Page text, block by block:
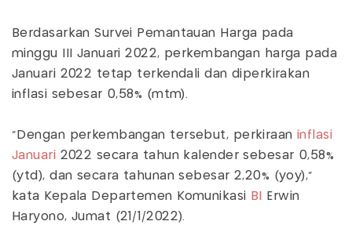
Berdasarkan Survei Pemantauan Harga pada
minggu III Januari 2022, perkembangan harga pada
Januari 2022 tetap terkendali dan diperkirakan
inflasi sebesar 0,58% (mtm).
"Dengan perkembangan tersebut, perkiraaninflasi
Januari 2022 secara tahun kalender sebesar 0,58%
(ytd), dan secara tahunan sebesar 2,20% (yoy),"
kata Kepala Departemen Komunikasi BI
Erwin
Haryono, Jumat (21/1/2022).